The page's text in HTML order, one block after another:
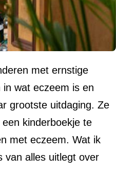
met ernstige
wat eczeem is en
grootste uitdaging. Ze
kinderboekje te
met eczeem. Wat ik
van alles uitlegt over